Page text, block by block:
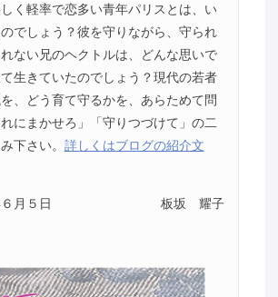
く軽率で恋多い青年パリスとは、い
でしょう？彼を守りながら、守られ
ない兄のヘクトルは、どんな思いで
生きていたのでしょう？現代の若者
、どう育て守るかを、あらためて問
にまかせろ」「守りつづけて」の二
下さい。 詳しくはブログの紹介文
月５日 板坂 耀子